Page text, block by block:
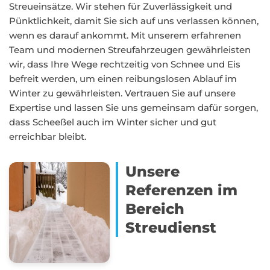
Streueinsätze. Wir stehen für Zuverlässigkeit und
Pünktlichkeit, damit Sie sich auf uns verlassen können,
wenn es darauf ankommt. Mit unserem erfahrenen
Team und modernen Streufahrzeugen gewährleisten
wir, dass Ihre Wege rechtzeitig von Schnee und Eis
befreit werden, um einen reibungslosen Ablauf im
Winter zu gewährleisten. Vertrauen Sie auf unsere
Expertise und lassen Sie uns gemeinsam dafür sorgen,
dass Scheeßel auch im Winter sicher und gut
erreichbar bleibt.
Unsere
Referenzen im
Bereich
Streudienst